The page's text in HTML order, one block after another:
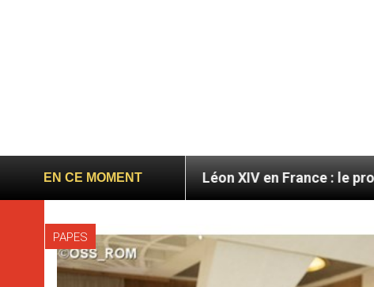
EN CE MOMENT
Léon XIV en France : le programme
PAPES